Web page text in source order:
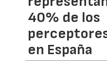
40% de los
en España